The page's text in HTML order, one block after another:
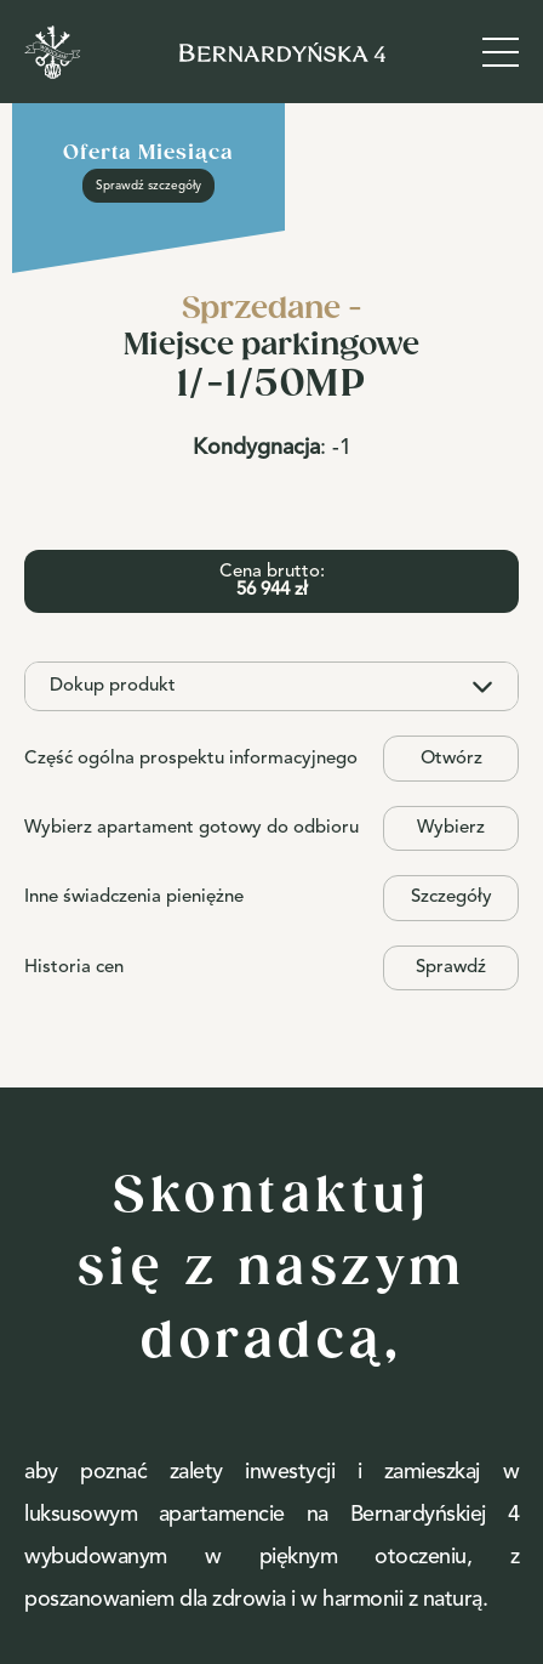
Oferta Miesiąca
Sprawdź szczegóły
Sprzedane -
Miejsce parkingowe
1/-1/50MP
Kondygnacja: -1
Cena brutto:
56 944 zł
Dokup produkt
Część ogólna prospektu informacyjnego Otwórz
Wybierz apartament gotowy do odbioru Wybierz
Inne świadczenia pieniężne Szczegóły
Historia cen Sprawdź
Skontaktuj
się z naszym
doradcą,
aby poznać zalety inwestycji i zamieszkaj w
luksusowym apartamencie na Bernardyńskiej 4
wybudowanym w pięknym otoczeniu, z
poszanowaniem dla zdrowia i w harmonii z naturą.